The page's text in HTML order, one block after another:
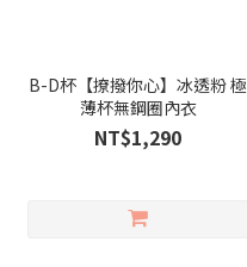
B-D杯【撩撥你心】冰透粉 極
薄杯無鋼圈內衣
NT$1,290